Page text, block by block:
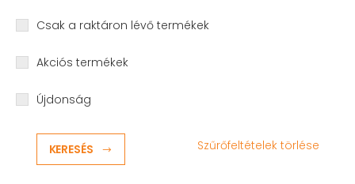
Csak a raktáron lévő termékek
Akciós termékek
Újdonság
KERESÉS Szűrőfeltételek törlése